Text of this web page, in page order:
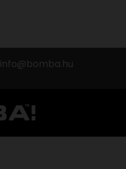
info@bomba.hu